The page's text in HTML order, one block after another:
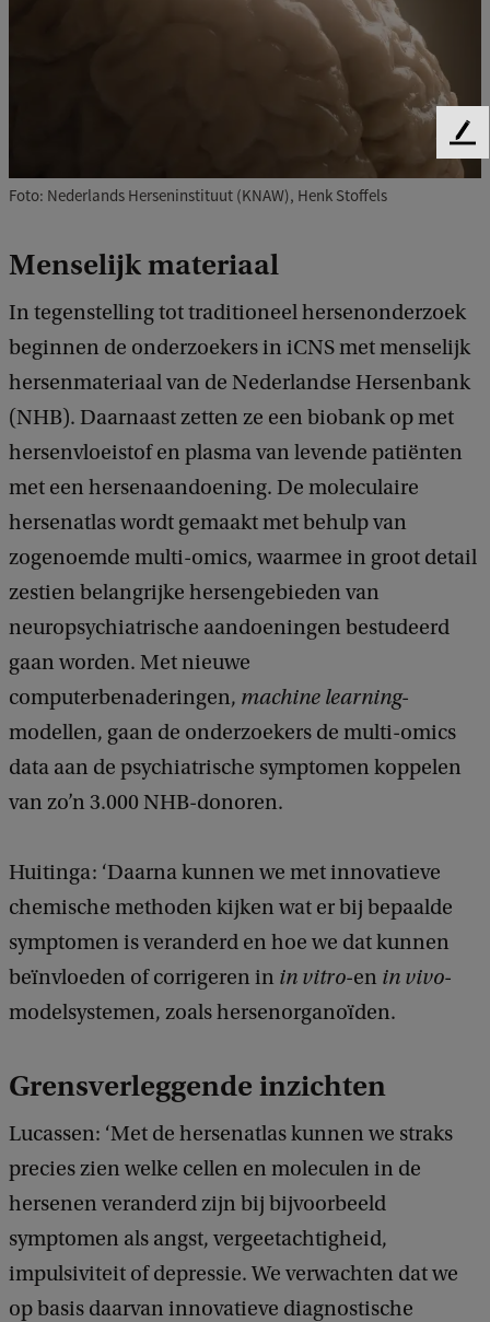
Foto: Nederlands Herseninstituut (KNAW), Henk Stoffels
Menselijk materiaal
In tegenstelling tot traditioneel hersenonderzoek
beginnen de onderzoekers in iCNS met menselijk
hersenmateriaal van de Nederlandse Hersenbank
(NHB). Daarnaast zetten ze een biobank op met
hersenvloeistof en plasma van levende patiënten
met een hersenaandoening. De moleculaire
hersenatlas wordt gemaakt met behulp van
zogenoemde multi-omics, waarmee in groot detail
zestien belangrijke hersengebieden van
neuropsychiatrische aandoeningen bestudeerd
gaan worden. Met nieuwe
computerbenaderingen, machine learning-
modellen, gaan de onderzoekers de multi-omics
data aan de psychiatrische symptomen koppelen
van zo’n 3.000 NHB-donoren.
Huitinga: ‘Daarna kunnen we met innovatieve
chemische methoden kijken wat er bij bepaalde
symptomen is veranderd en hoe we dat kunnen
beïnvloeden of corrigeren in in vitro-en in vivo-
modelsystemen, zoals hersenorganoïden.
Grensverleggende inzichten
Lucassen: ‘Met de hersenatlas kunnen we straks
precies zien welke cellen en moleculen in de
hersenen veranderd zijn bij bijvoorbeeld
symptomen als angst, vergeetachtigheid,
impulsiviteit of depressie. We verwachten dat we
op basis daarvan innovatieve diagnostische
F
e
k